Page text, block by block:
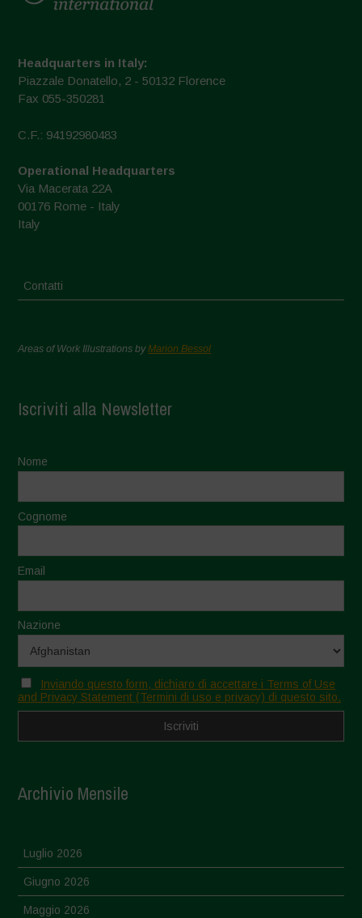
Headquarters in Italy:
Piazzale Donatello, 2 - 50132 Florence
Fax 055-350281
C.F.: 94192980483
Operational Headquarters
Via Macerata 22A
00176 Rome - Italy
Italy
Contatti
Areas of Work Illustrations byMarion Bessol
Iscriviti alla Newsletter
Nome
Cognome
Email
Nazione
Inviando questo form, dichiaro di accettare i Terms of Use
and Privacy Statement (Termini di uso e privacy) di questo sito.
Archivio Mensile
Luglio 2026
Giugno 2026
Maggio 2026